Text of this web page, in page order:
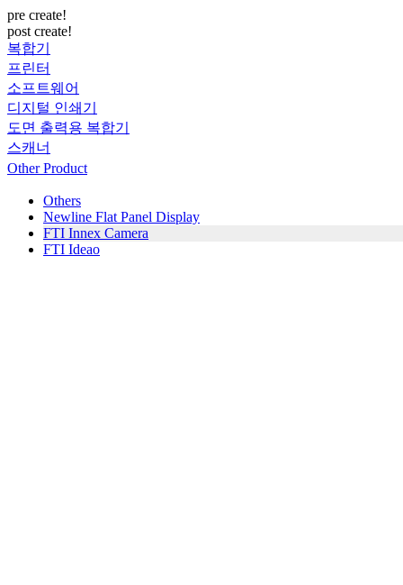
pre create!
post create!
복합기
프린터
소프트웨어
디지털 인쇄기
도면 출력용 복합기
스캐너
Other Product
Others
Newline Flat Panel Display
FTI Innex Camera
FTI Ideao